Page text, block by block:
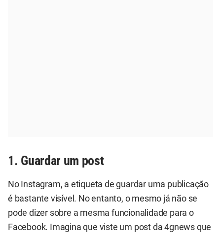
1. Guardar um post
No Instagram, a etiqueta de guardar uma publicação
é bastante visível. No entanto, o mesmo já não se
pode dizer sobre a mesma funcionalidade para o
Facebook. Imagina que viste um post da 4gnews que